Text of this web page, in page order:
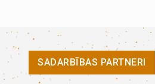
SADARBĪBAS PARTNERI